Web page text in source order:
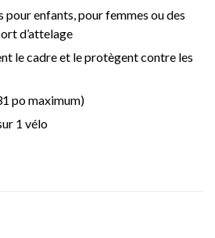
pour enfants, pour femmes ou des
d’attelage
le cadre et le protègent contre les
po maximum)
1 vélo